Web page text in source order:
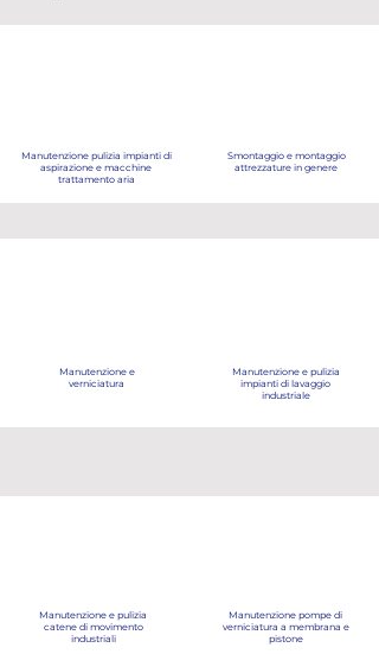
Manutenzione pulizia impianti di
aspirazione e macchine
trattamento aria
Smontaggio e montaggio
attrezzature in genere
Manutenzione e
verniciatura
Manutenzione e pulizia
impianti di lavaggio
industriale
Manutenzione e pulizia
catene di movimento
industriali
Manutenzione pompe di
verniciatura a membrana e
pistone